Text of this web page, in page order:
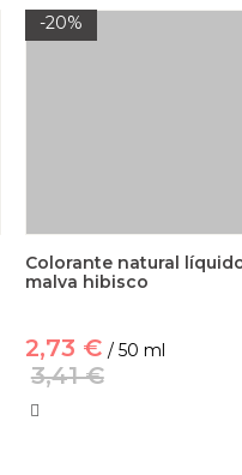
-20%
Colorante natural
malva hibisco
2,73 € / 50 ml
3,41 €